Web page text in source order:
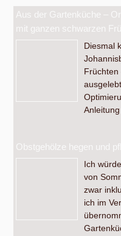
Aus der Gartenküche –
mit ganzen schwarzen
Diesmal
Früchten
Obstgehölze hegen und
Ich
von
zwar
ich im